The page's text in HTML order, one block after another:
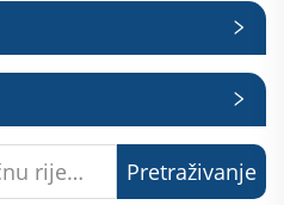
Pretraživanje